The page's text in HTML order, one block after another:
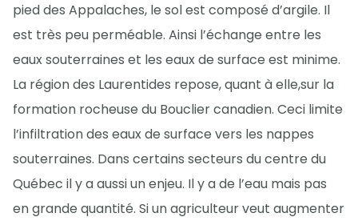
pied des Appalaches, le sol est composé d’argile. Il
est très peu perméable. Ainsi l’échange entre les
eaux souterraines et les eaux de surface est minime.
La région des Laurentides repose, quant à elle,sur la
formation rocheuse du Bouclier canadien. Ceci limite
l’infiltration des eaux de surface vers les nappes
souterraines. Dans certains secteurs du centre du
Québec il y a aussi un enjeu. Il y a de l’eau mais pas
en grande quantité. Si un agriculteur veut augmenter